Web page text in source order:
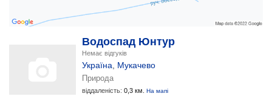
Водоспад Юнтур
Немає відгуків
Україна Мукачево
Природа
віддаленість: 0,3 км. На мапі